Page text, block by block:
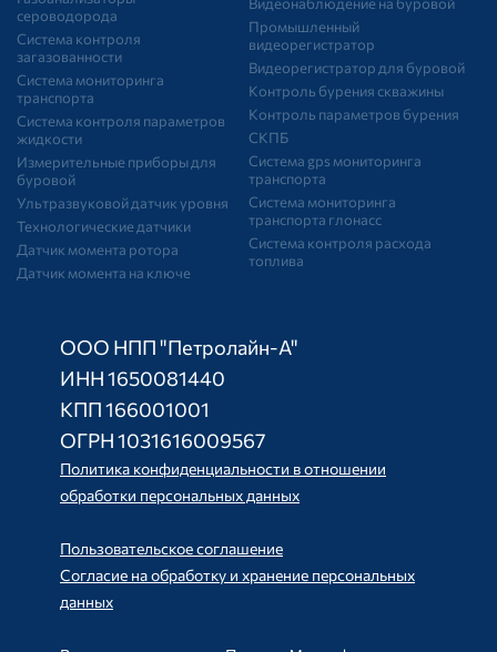
сероводорода
Система контроля
загазованности
Система мониторинга
транспорта
Система контроля параметров
жидкости
Измерительные приборы для
буровой
Ультразвуковой датчик уровня
Технологические датчики
Датчик момента ротора
Датчик момента на ключе
Промышленный
видеорегистратор
Видеорегистратор для буровой
Контроль бурения скважины
Контроль параметров бурения
СКПБ
Система gps мониторинга
транспорта
Система мониторинга
транспорта глонасс
Система контроля расхода
топлива
ООО НПП "Петролайн-А"
ИНН 1650081440
КПП 166001001
ОГРН 1031616009567
Политика конфиденциальности в отношении
обработки персональных данных
Пользовательское соглашение
Согласие на обработку и хранение персональных
данных